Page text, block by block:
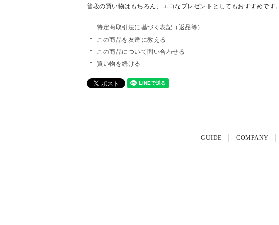
普段の買い物はもちろん、エコなプレゼントとしてもおすすめです。
特定商取引法に基づく表記（返品等）
この商品を友達に教える
この商品について問い合わせる
買い物を続ける
GUIDE COMPANY